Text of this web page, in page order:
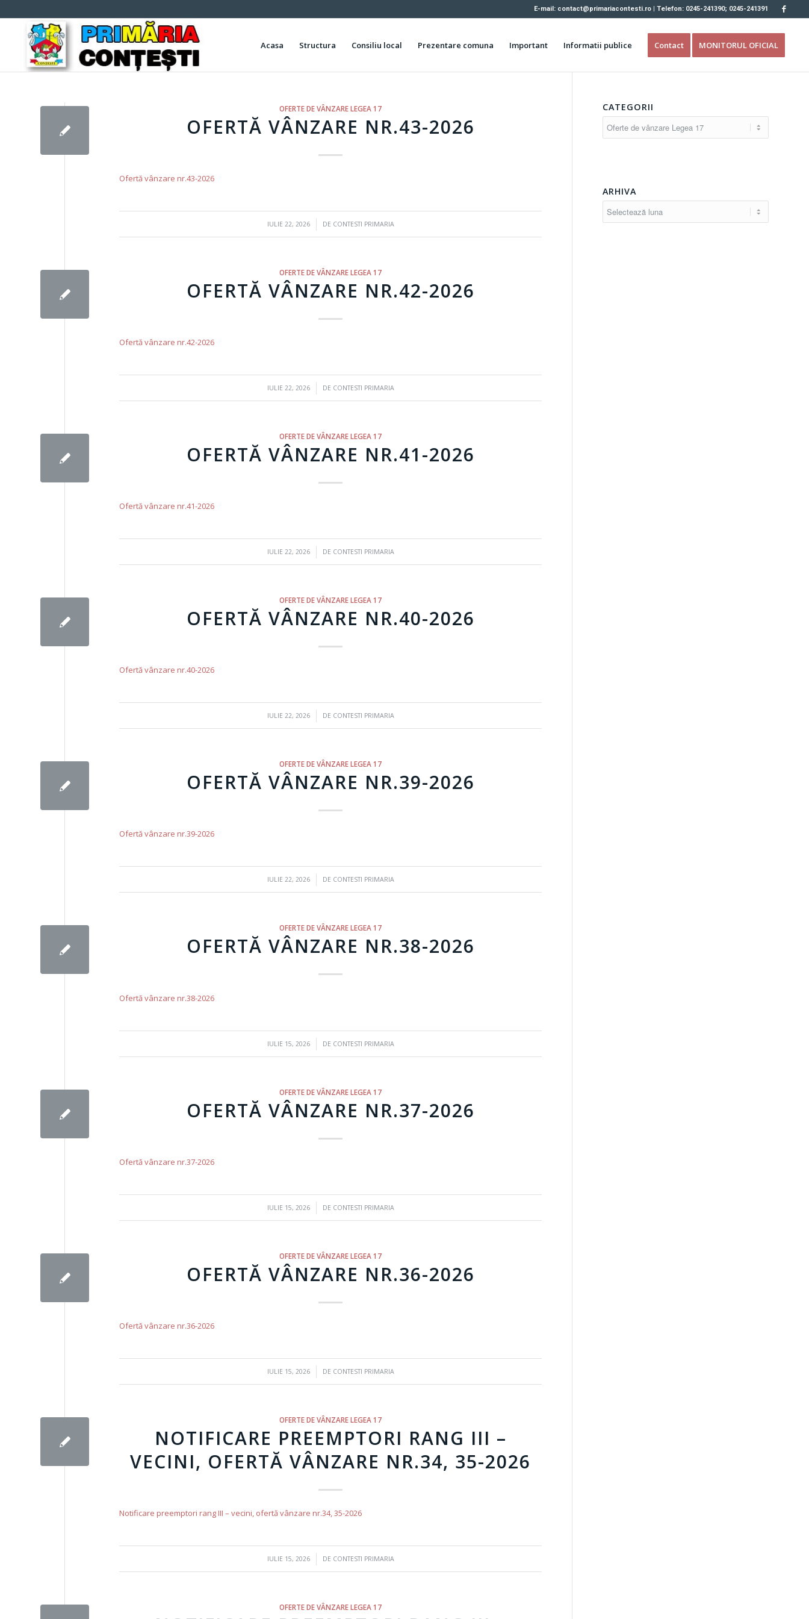
E-mail: contact@primariacontesti.ro | Telefon: 0245-241390; 0245-241391
Acasa Structura Consiliu local Prezentare comuna Important Informatii publice Contact MONITORUL OFICIAL
OFERTE DE VÂNZARE LEGEA 17
OFERTĂ VÂNZARE NR.43-2026
Ofertă vânzare nr.43-2026
IULIE 22, 2026
/ DE CONTESTI PRIMARIA
OFERTE DE VÂNZARE LEGEA 17
OFERTĂ VÂNZARE NR.42-2026
Ofertă vânzare nr.42-2026
IULIE 22, 2026
/ DE CONTESTI PRIMARIA
OFERTE DE VÂNZARE LEGEA 17
OFERTĂ VÂNZARE NR.41-2026
Ofertă vânzare nr.41-2026
IULIE 22, 2026
/ DE CONTESTI PRIMARIA
OFERTE DE VÂNZARE LEGEA 17
OFERTĂ VÂNZARE NR.40-2026
Ofertă vânzare nr.40-2026
IULIE 22, 2026
/ DE CONTESTI PRIMARIA
OFERTE DE VÂNZARE LEGEA 17
OFERTĂ VÂNZARE NR.39-2026
Ofertă vânzare nr.39-2026
IULIE 22, 2026
/ DE CONTESTI PRIMARIA
OFERTE DE VÂNZARE LEGEA 17
OFERTĂ VÂNZARE NR.38-2026
Ofertă vânzare nr.38-2026
IULIE 15, 2026
/ DE CONTESTI PRIMARIA
OFERTE DE VÂNZARE LEGEA 17
OFERTĂ VÂNZARE NR.37-2026
Ofertă vânzare nr.37-2026
IULIE 15, 2026
/ DE CONTESTI PRIMARIA
OFERTE DE VÂNZARE LEGEA 17
OFERTĂ VÂNZARE NR.36-2026
Ofertă vânzare nr.36-2026
IULIE 15, 2026
/ DE CONTESTI PRIMARIA
OFERTE DE VÂNZARE LEGEA 17
NOTIFICARE PREEMPTORI RANG III –
VECINI, OFERTĂ VÂNZARE NR.34, 35-2026
Notificare preemptori rang III – vecini, ofertă vânzare nr.34, 35-2026
IULIE 15, 2026
/ DE CONTESTI PRIMARIA
OFERTE DE VÂNZARE LEGEA 17
CATEGORII
ARHIVA